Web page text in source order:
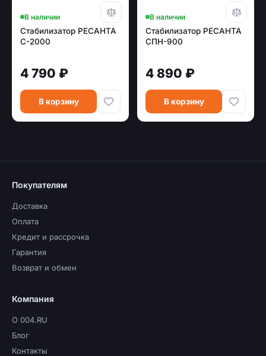
В наличии
Стабилизатор РЕСАНТА
С-2000
4 790 ₽
В корзину
В наличии
Стабилизатор РЕСАНТА
СПН-900
4 890 ₽
В корзину
Покупателям
Доставка
Оплата
Кредит и рассрочка
Гарантия
Возврат и обмен
Компания
О 004.RU
Блог
Контакты